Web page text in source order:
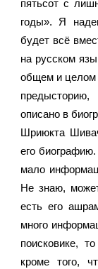
пятьсот с
годы». Я
будет всё
на русском
общем и целом
описано в
Шриюкта
его
мало
Не знаю,
есть его
много
поисковике,
кроме того,